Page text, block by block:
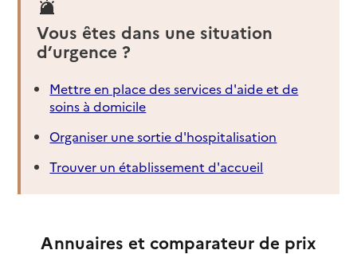
Vous êtes dans une situation
d’urgence ?
Mettre en place des services d'aide et de
soins à domicile
Organiser une sortie d'hospitalisation
Trouver un établissement d'accueil
Annuaires et comparateur de prix